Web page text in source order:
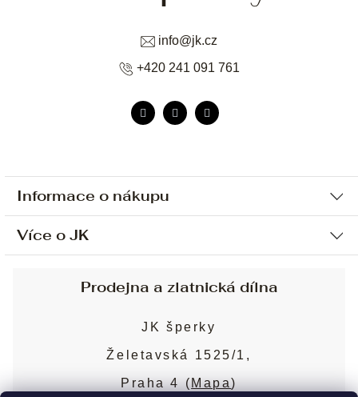
Informace o nákupu
Ochrana osobních údajů
Sjednání osobní schůzky
Obchodní podmínky
Puncovní značky
Více o JK
Blog
info@jk.cz
+420 241 091 761
Prodejna a zlatnická dílna
JK šperky
Želetavská 1525/1,
Praha 4 ( Mapa)